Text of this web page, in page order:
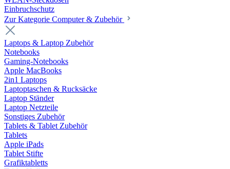
Einbruchschutz
Zur Kategorie Computer & Zubehör
Laptops & Laptop Zubehör
Notebooks
Gaming-Notebooks
Apple MacBooks
2in1 Laptops
Laptoptaschen & Rucksäcke
Laptop Ständer
Laptop Netzteile
Sonstiges Zubehör
Tablets & Tablet Zubehör
Tablets
Apple iPads
Tablet Stifte
Grafiktabletts